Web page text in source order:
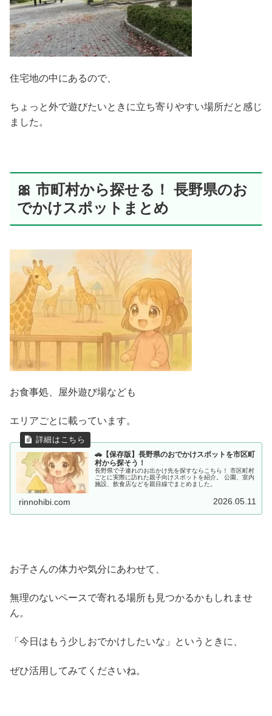
住宅地の中にあるので、
ちょっと外で遊びたいときに立ち寄りやすい場所だと感じ
ました。
🎀 市町村から探せる！ 長野県のお
でかけスポットまとめ
お食事処、屋外遊び場なども
エリアごとに載っています。
🚗【保存版】長野県のおでかけスポットを市区町
村から探そう！
長野県で子連れのお出かけ先を探すならこちら！ 市区町村
ごとに実際に訪れた親子向けスポットを紹介。 公園、室内
施設、飲食店などを親目線でまとめました。
rinnohibi.com 2026.05.11
お子さんの体力や気分にあわせて、
無理のないペースで寄れる場所も見つかるかもしれませ
ん。
「今日はもう少しおでかけしたいな」というときに、
ぜひ活用してみてくださいね。